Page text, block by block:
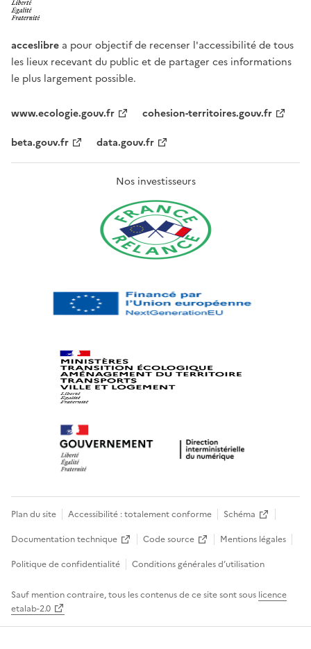
acceslibre a pour objectif de recenser l'accessibilité de tous
les lieux recevant du public et de partager ces informations
le plus largement possible.
www.ecologie.gouv.fr
cohesion-territoires.gouv.fr
beta.gouv.fr
data.gouv.fr
Nos investisseurs
Plan du site Accessibilité : totalement conforme
Schéma
Documentation technique
Code source
Mentions légales
Politique de confidentialité
Conditions générales d’utilisation
Sauf mention contraire, tous les contenus de ce site sont sous licence
etalab-2.0